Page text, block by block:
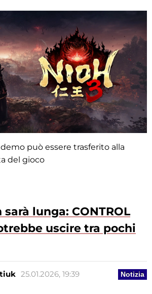
può essere trasferito alla
del gioco
lunga: CONTROL
uscire tra pochi
Notizia
25.01.2026, 19:39